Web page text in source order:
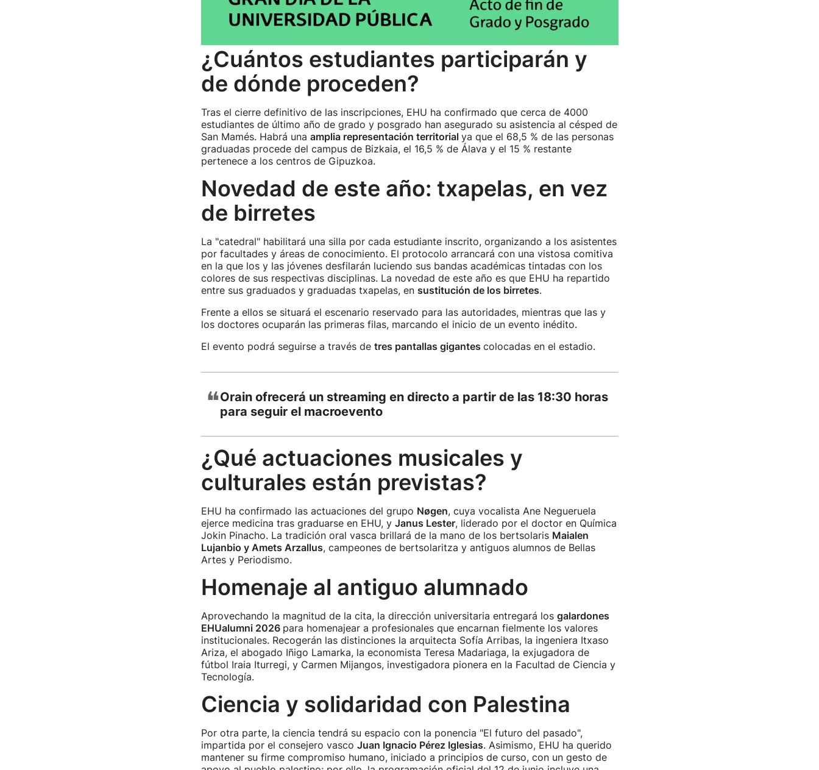
¿Cuántos estudiantes participarán y
de dónde proceden?
Tras el cierre definitivo de las inscripciones, EHU ha confirmado que cerca de 4000
estudiantes de último año de grado y posgrado han asegurado su asistencia al césped de
San Mamés. Habrá una amplia representación territorial ya que el 68,5 % de las personas
graduadas procede del campus de Bizkaia, el 16,5 % de Álava y el 15 % restante
pertenece a los centros de Gipuzkoa.
Novedad de este año: txapelas, en vez
de birretes
La "catedral" habilitará una silla por cada estudiante inscrito, organizando a los asistentes
por facultades y áreas de conocimiento. El protocolo arrancará con una vistosa comitiva
en la que los y las jóvenes desfilarán luciendo sus bandas académicas tintadas con los
colores de sus respectivas disciplinas. La novedad de este año es que EHU ha repartido
entre sus graduados y graduadas txapelas, en sustitución de los birretes.
Frente a ellos se situará el escenario reservado para las autoridades, mientras que las y
los doctores ocuparán las primeras filas, marcando el inicio de un evento inédito.
El evento podrá seguirse a través de tres pantallas gigantes colocadas en el estadio.
❝Orain ofrecerá un streaming en directo a partir de las 18:30 horas
para seguir el macroevento
¿Qué actuaciones musicales y
culturales están previstas?
EHU ha confirmado las actuaciones del grupo Nøgen, cuya vocalista Ane Negueruela
ejerce medicina tras graduarse en EHU, y Janus Lester, liderado por el doctor en Química
Jokin Pinacho. La tradición oral vasca brillará de la mano de los bertsolaris Maialen
Lujanbio y Amets Arzallus, campeones de bertsolaritza y antiguos alumnos de Bellas
Artes y Periodismo.
Homenaje al antiguo alumnado
Aprovechando la magnitud de la cita, la dirección universitaria entregará los galardones
EHUalumni 2026 para homenajear a profesionales que encarnan fielmente los valores
institucionales. Recogerán las distinciones la arquitecta Sofía Arribas, la ingeniera Itxaso
Ariza, el abogado Iñigo Lamarka, la economista Teresa Madariaga, la exjugadora de
fútbol Iraia Iturregi, y Carmen Mijangos, investigadora pionera en la Facultad de Ciencia y
Tecnología.
Ciencia y solidaridad con Palestina
Por otra parte, la ciencia tendrá su espacio con la ponencia "El futuro del pasado",
impartida por el consejero vasco Juan Ignacio Pérez Iglesias. Asimismo, EHU ha querido
mantener su firme compromiso humano, iniciado a principios de curso, con un gesto de